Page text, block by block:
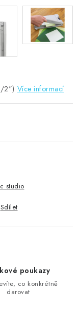
2") Více informací
studio
Sdílet
poukazy
co konkrétně
darovat